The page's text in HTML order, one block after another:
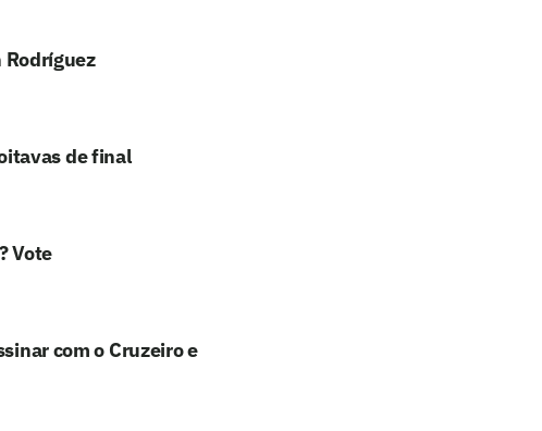
Rodríguez
de final
Vote
com o Cruzeiro e